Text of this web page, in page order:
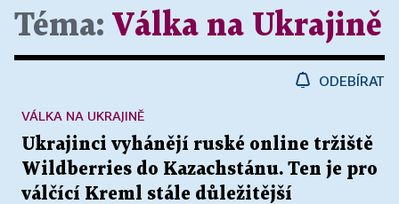
Téma: Válka na Ukrajině
ODEBÍRAT
Ukrajinci vyhánějí ruské online tržiště
Wildberries do Kazachstánu. Ten je pro
válčící Kreml stále důležitější
VÁLKA NA UKRAJINĚ